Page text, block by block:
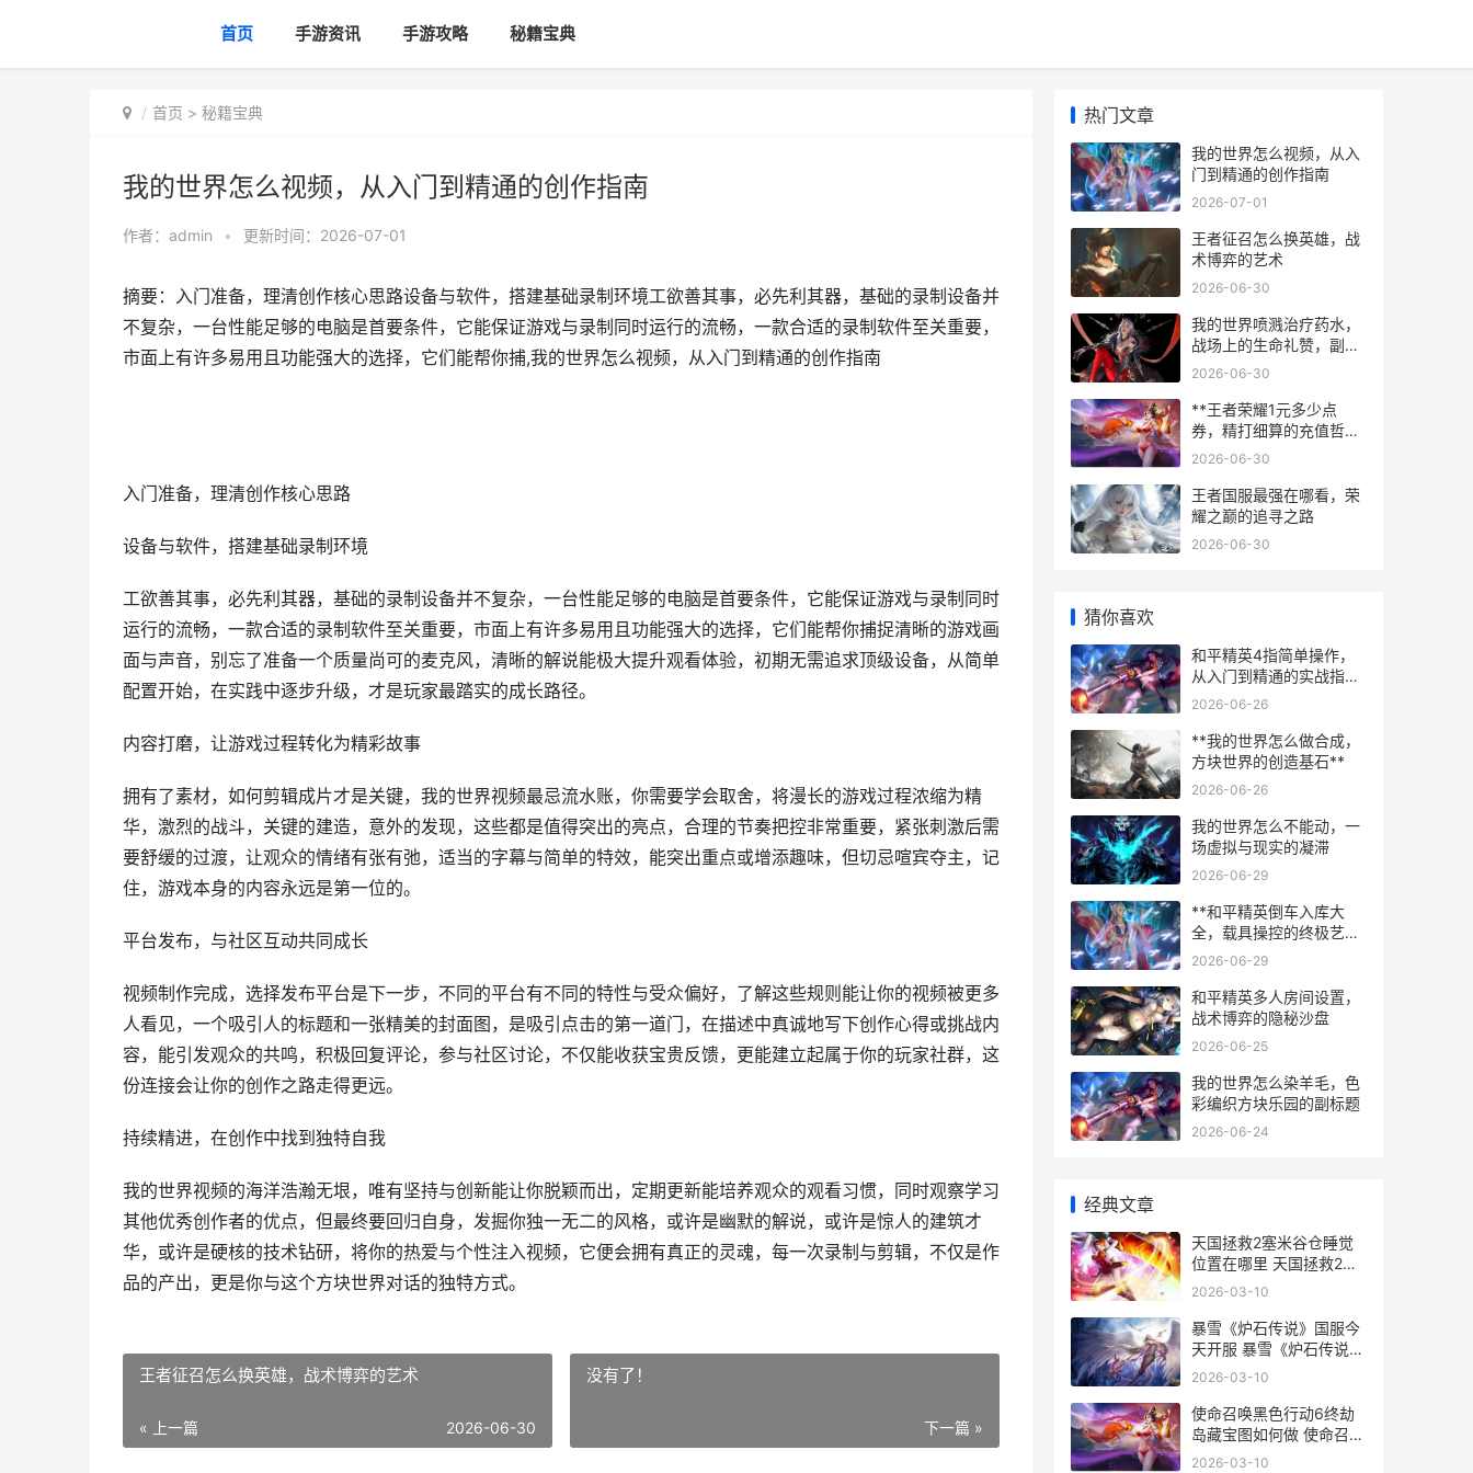
首页 手游资讯 手游攻略 秘籍宝典
首页 > 秘籍宝典
我的世界怎么视频，从入门到精通的创作指南
作者： admin • 更新时间：2026-07-01
摘要：入门准备，理清创作核心思路设备与软件，搭建基础录制环境工欲善其事，必先利其器，基础的录制设备并
不复杂，一台性能足够的电脑是首要条件，它能保证游戏与录制同时运行的流畅，一款合适的录制软件至关重要，
市面上有许多易用且功能强大的选择，它们能帮你捕,我的世界怎么视频，从入门到精通的创作指南
入门准备，理清创作核心思路
设备与软件，搭建基础录制环境
工欲善其事，必先利其器，基础的录制设备并不复杂，一台性能足够的电脑是首要条件，它能保证游戏与录制同时
运行的流畅，一款合适的录制软件至关重要，市面上有许多易用且功能强大的选择，它们能帮你捕捉清晰的游戏画
面与声音，别忘了准备一个质量尚可的麦克风，清晰的解说能极大提升观看体验，初期无需追求顶级设备，从简单
配置开始，在实践中逐步升级，才是玩家最踏实的成长路径。
内容打磨，让游戏过程转化为精彩故事
拥有了素材，如何剪辑成片才是关键，我的世界视频最忌流水账，你需要学会取舍，将漫长的游戏过程浓缩为精
华，激烈的战斗，关键的建造，意外的发现，这些都是值得突出的亮点，合理的节奏把控非常重要，紧张刺激后需
要舒缓的过渡，让观众的情绪有张有弛，适当的字幕与简单的特效，能突出重点或增添趣味，但切忌喧宾夺主，记
住，游戏本身的内容永远是第一位的。
平台发布，与社区互动共同成长
视频制作完成，选择发布平台是下一步，不同的平台有不同的特性与受众偏好，了解这些规则能让你的视频被更多
人看见，一个吸引人的标题和一张精美的封面图，是吸引点击的第一道门，在描述中真诚地写下创作心得或挑战内
容，能引发观众的共鸣，积极回复评论，参与社区讨论，不仅能收获宝贵反馈，更能建立起属于你的玩家社群，这
份连接会让你的创作之路走得更远。
持续精进，在创作中找到独特自我
我的世界视频的海洋浩瀚无垠，唯有坚持与创新能让你脱颖而出，定期更新能培养观众的观看习惯，同时观察学习
其他优秀创作者的优点，但最终要回归自身，发掘你独一无二的风格，或许是幽默的解说，或许是惊人的建筑才
华，或许是硬核的技术钻研，将你的热爱与个性注入视频，它便会拥有真正的灵魂，每一次录制与剪辑，不仅是作
品的产出，更是你与这个方块世界对话的独特方式。
王者征召怎么换英雄，战术博弈的艺术
« 上一篇 2026-06-30
没有了！
下一篇 »
热门文章
我的世界怎么视频，从入
门到精通的创作指南
2026-07-01
王者征召怎么换英雄，战
术博弈的艺术
2026-06-30
我的世界喷溅治疗药水，
战场上的生命礼赞，副标
题，团队存续的瞬间抉择
2026-06-30
**王者荣耀1元多少点
券，精打细算的充值哲学
**
2026-06-30
王者国服最强在哪看，荣
耀之巅的追寻之路
2026-06-30
猜你喜欢
和平精英4指简单操作，
从入门到精通的实战指
南，副标题，轻松掌控战
2026-06-26
**我的世界怎么做合成，
方块世界的创造基石**
2026-06-26
我的世界怎么不能动，一
场虚拟与现实的凝滞
2026-06-29
**和平精英倒车入库大
全，载具操控的终极艺术
**
2026-06-29
和平精英多人房间设置，
战术博弈的隐秘沙盘
2026-06-25
我的世界怎么染羊毛，色
彩编织方块乐园的副标题
2026-06-24
经典文章
天国拯救2塞米谷仓睡觉
位置在哪里 天国拯救2塞
米该保密吗
2026-03-10
暴雪《炉石传说》国服今
天开服 暴雪《炉石传说》
在哪看
2026-03-10
使命召唤黑色行动6终劫
岛藏宝图如何做 使命召唤
黑色行动7有剧情模式吗
2026-03-10